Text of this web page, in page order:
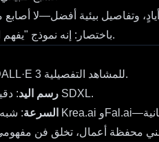
باختصار: إنه نموذج "يفهم الإحساس الصحيح"، ليس فقط الأشياء.
: مماثل لـ Midjourney 6 وDALL·E 3 للمشاهد التفصيلية.
رسم اليد : دقيق بشكل مدهش مقارنة بمعظم نماذج SDXL.
السرعة